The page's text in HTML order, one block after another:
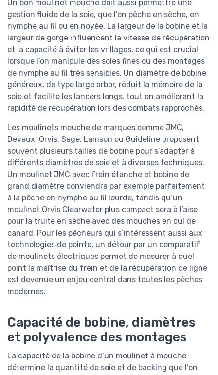
Un bon moulinet mouche doit aussi permettre une
gestion fluide de la soie, que l’on pêche en sèche, en
nymphe au fil ou en noyée. La largeur de la bobine et la
largeur de gorge influencent la vitesse de récupération
et la capacité à éviter les vrillages, ce qui est crucial
lorsque l’on manipule des soies fines ou des montages
de nymphe au fil très sensibles. Un diamètre de bobine
généreux, de type large arbor, réduit la mémoire de la
soie et facilite les lancers longs, tout en améliorant la
rapidité de récupération lors des combats rapprochés.
Les moulinets mouche de marques comme JMC,
Devaux, Orvis, Sage, Lamson ou Guideline proposent
souvent plusieurs tailles de bobine pour s’adapter à
différents diamètres de soie et à diverses techniques.
Un moulinet JMC avec frein étanche et bobine de
grand diamètre conviendra par exemple parfaitement
à la pêche en nymphe au fil lourde, tandis qu’un
moulinet Orvis Clearwater plus compact sera à l’aise
pour la truite en sèche avec des mouches en cul de
canard. Pour les pêcheurs qui s’intéressent aussi aux
technologies de pointe, un détour par un comparatif
de moulinets électriques permet de mesurer à quel
point la maîtrise du frein et de la récupération de ligne
est devenue un enjeu central dans toutes les pêches
modernes.
Capacité de bobine, diamètres
et polyvalence des montages
La capacité de la bobine d’un moulinet à mouche
détermine la quantité de soie et de backing que l’on